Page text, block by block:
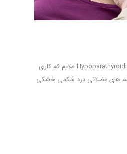
کم کاری پاراتیروئید – Hypoparathyroidism علایم کم کاری
های عضلانی درد شکمی خشکی